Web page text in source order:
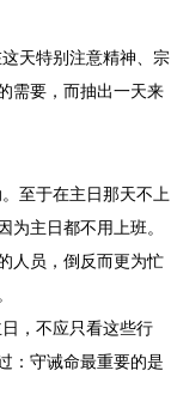
天特别注意精神、宗
需要，而抽出一天来
至于在主日那天不上
主日都不用上班。
人员，倒反而更为忙
，不应只看这些行
：守诫命最重要的是